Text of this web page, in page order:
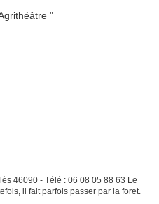
46090 - Télé : 06 08 05 88 63 Le
il fait parfois passer par la foret.